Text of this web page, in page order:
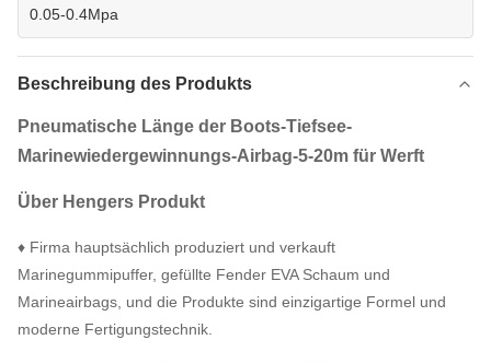
0.05-0.4Mpa
Beschreibung des Produkts
Pneumatische Länge der Boots-Tiefsee-
Marinewiedergewinnungs-Airbag-5-20m für Werft
Über Hengers Produkt
♦ Firma hauptsächlich produziert und verkauft
Marinegummipuffer, gefüllte Fender EVA Schaum und
Marineairbags, und die Produkte sind einzigartige Formel und
moderne Fertigungstechnik.